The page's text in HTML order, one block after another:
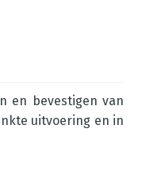
en bevestigen van
uitvoering en in